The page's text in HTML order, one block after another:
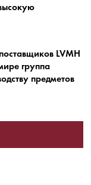
LVMH
группа
предметов